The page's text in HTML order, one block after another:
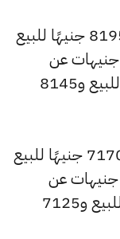
سجل سعر عيار 24 ارتفاعًا ليصل إلى 8195 جنيهًا للبيع
و8150 جنيهًا للشراء، مرتفعًا بقيمة 5 جنيهات عن
السعر السابق الذي كان 8190 جنيهًا للبيع و8145
كما شهد سعر عيار 21 ارتفاعًا ليصبح 7170 جنيهًا للبيع
و7130 جنيهًا للشراء، بزيادة قدرها 5 جنيهات عن
السعر السابق الذي بلغ 7165 جنيهًا للبيع و7125